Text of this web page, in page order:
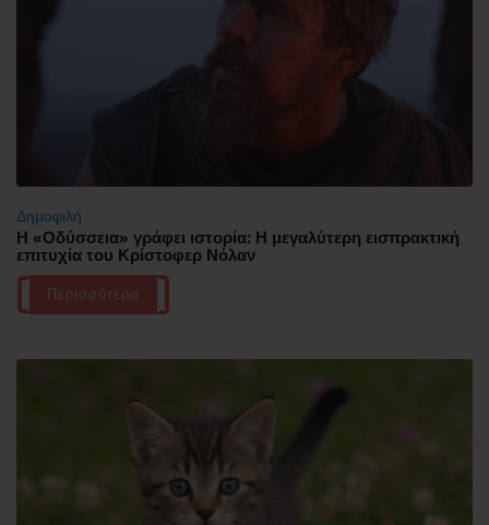
Δημοφιλή
Η «Οδύσσεια» γράφει ιστορία: Η μεγαλύτερη εισπρακτική
επιτυχία του Κρίστοφερ Νόλαν
Περισσότερα